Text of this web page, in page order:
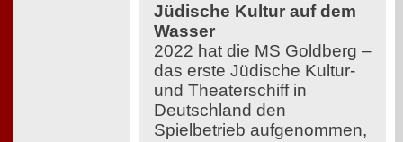
Jüdische Kultur auf dem
Wasser
2022 hat die MS Goldberg –
das erste Jüdische Kultur-
und Theaterschiff in
Deutschland den
Spielbetrieb aufgenommen,